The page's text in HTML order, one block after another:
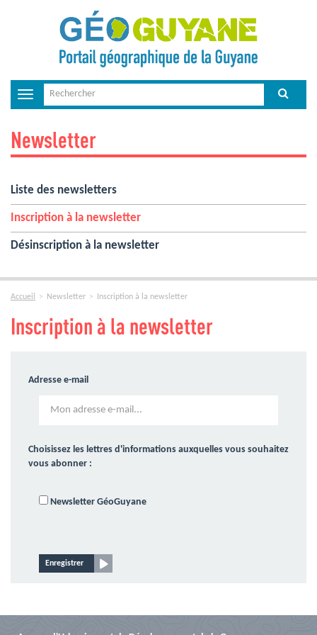
Toggle
navigation
Newsletter
Liste des newsletters
Inscription à la newsletter
Désinscription à la newsletter
Accueil Newsletter Inscription à la newsletter
Inscription à la newsletter
Adresse e-mail
Choisissez les lettres d'informations auxquelles vous souhaitez
vous abonner :
Newsletter GéoGuyane
Enregistrer